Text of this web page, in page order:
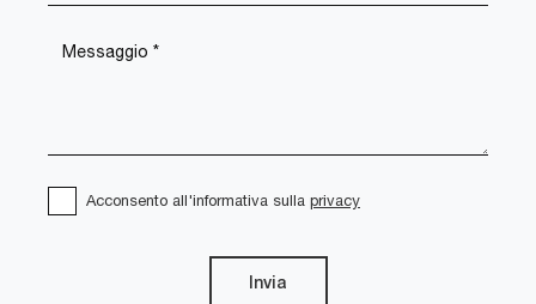
Acconsento all'informativa sulla privacy
Invia